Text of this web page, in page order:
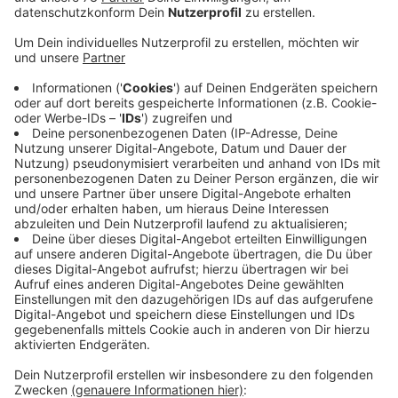
Fahrer versucht Stauende auszuweichen
An der Baustelle auf der A3 bei Hamminkeln hat es
einen schweren Unfall gegeben, bei dem auch die
Isselburger Feuerwehr im Einsatz war. Wie das BBV
berichtet, hatte ein Autofahrer die Kontrolle über
seinen Wagen verloren, als er einem Stauende
ausweichen wollte. Der PKW überschlug sich und blieb
auf dem Dach liegen. Vier Menschen wurden verletzt,
darunter zwei Kinder.